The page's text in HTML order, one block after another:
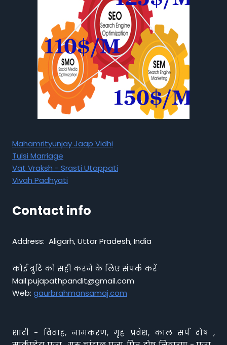
Mahamrityunjay Jaap Vidhi
Tulsi Marriage
Vat Vraksh - Srasti Utappati
Vivah Padhyati
Contact info
Address: Aligarh, Uttar Pradesh, India
कोई त्रुटि को सही करने के लिए संपर्क करें
Mail:pujapathpandit@gmail.com
Web: gaurbrahmansamaj.com
शादी - विवाह, नामकरण, गृह प्रवेश, काल सर्प दोष ,